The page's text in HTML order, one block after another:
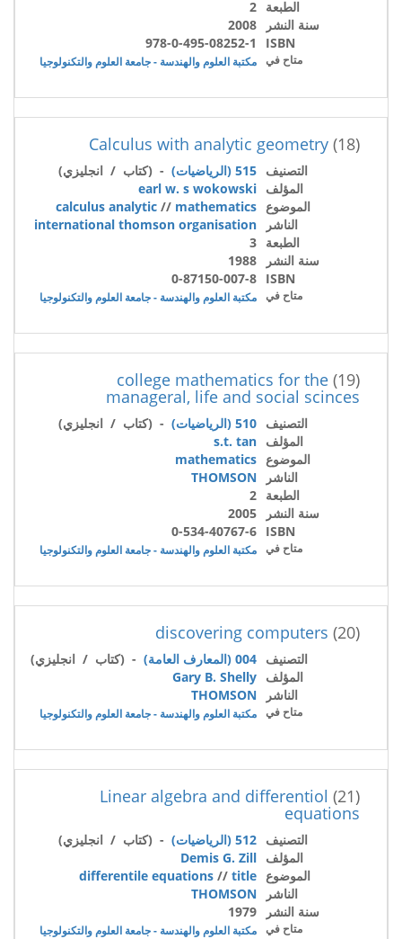
الطبعة 2
سنة النشر
2008
ISBN
978-0-495-08252-1
متاح في مكتبة العلوم والهندسة - جامعة العلوم والتكنولوجيا
(18)
Calculus with analytic geometry
التصنيف 515 (الرياضيات)
- (كتاب / انجليزي)
المؤلف earl w. s wokowski
الموضوع
calculus analytic // mathematics
الناشر
international thomson organisation
الطبعة 3
سنة النشر
1988
ISBN
0-87150-007-8
متاح في مكتبة العلوم والهندسة - جامعة العلوم والتكنولوجيا
(19)
college mathematics for the
manageral, life and social scinces
التصنيف 510 (الرياضيات)
- (كتاب / انجليزي)
المؤلف s.t. tan
الموضوع mathematics
الناشر
THOMSON
الطبعة 2
سنة النشر
2005
ISBN
0-534-40767-6
متاح في مكتبة العلوم والهندسة - جامعة العلوم والتكنولوجيا
(20)
discovering computers
التصنيف 004 (المعارف العامة)
- (كتاب / انجليزي)
المؤلف Gary B. Shelly
الناشر
THOMSON
متاح في مكتبة العلوم والهندسة - جامعة العلوم والتكنولوجيا
(21)
Linear algebra and differentiol
equations
التصنيف 512 (الرياضيات)
- (كتاب / انجليزي)
المؤلف Demis G. Zill
الموضوع
differentile equations // title
الناشر
THOMSON
سنة النشر
1979
متاح في مكتبة العلوم والهندسة - جامعة العلوم والتكنولوجيا